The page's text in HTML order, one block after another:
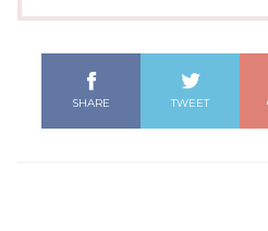
SHARE TWEET